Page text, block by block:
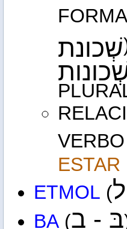
שְׁכונת
VERBO
ETMOL (
BA( בַּ - ב